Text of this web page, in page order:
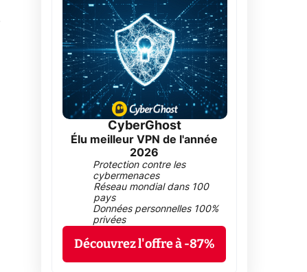
CyberGhost
Élu meilleur VPN de l'année
2026
Protection contre les
cybermenaces
Réseau mondial dans 100
pays
Données personnelles 100%
privées
Découvrez l'offre à -87%